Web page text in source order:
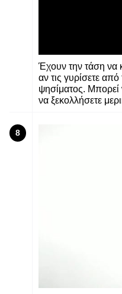
Έχουν την τάση να
αν τις γυρίσετε
ψησίματος. Μπορεί
να ξεκολλήσετε
8